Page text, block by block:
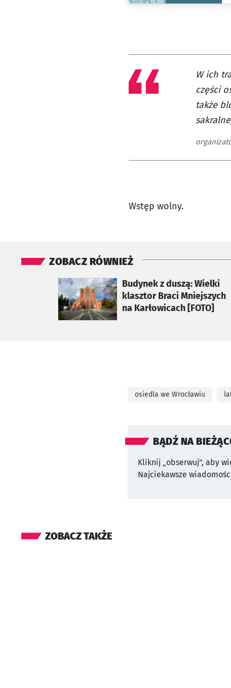
W ich
części
także
Wstęp wolny.
ZOBACZ RÓWNIEŻ
Budynek z duszą: Wielki
klasztor Braci Mniejszych
na Karłowicach [FOTO]
otworzy się w nowej karcie
osiedla we Wrocławiu
BĄDŹ NA
Kliknij „obserwuj”, aby
Najciekawsze
ZOBACZ TAKŻE